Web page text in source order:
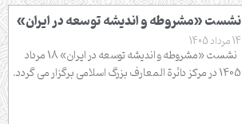
نشست «مشروطه و اندیشه توسعه در ایران»
14 مرداد 1405
نشست «مشروطه و اندیشه توسعه در ایران» 18 مرداد
1405 در مرکز دائرة المعارف بزرگ اسلامی برگزار می گردد.